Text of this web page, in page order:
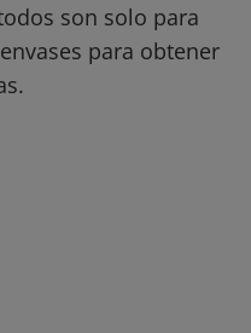
son solo para
para obtener